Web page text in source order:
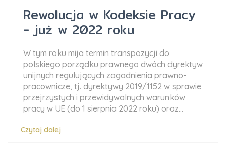
Rewolucja w Kodeksie Pracy
- już w 2022 roku
W tym roku mija termin transpozycji do
polskiego porządku prawnego dwóch dyrektyw
unijnych regulujących zagadnienia prawno-
pracownicze, tj. dyrektywy 2019/1152 w sprawie
przejrzystych i przewidywalnych warunków
pracy w UE (do 1 sierpnia 2022 roku) oraz...
Czytaj dalej